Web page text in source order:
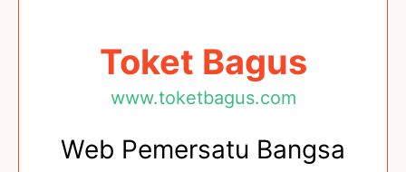
Toket Bagus
www.toketbagus.com
Web Pemersatu Bangsa